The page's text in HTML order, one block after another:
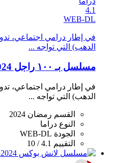
4.1
WEB-DL
في إطار درامي اجتماعي،
الدهب) التي تواجه ...
مسلسل بـ ١٠٠ راجل 2024 HD
في إطار درامي اجتماعي،
الدهب) التي تواجه ...
القسم رمضان 2024
النوع دراما
الجودة WEB-DL
التقييم 4.1 / 10